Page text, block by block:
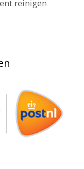
reinigen